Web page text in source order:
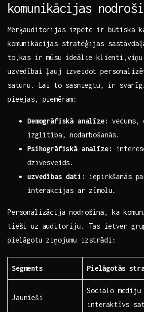
komunikācijas
Mērķauditorijas izpēte ⁢ir būtiska
komunikācijas stratēģijas
to,kas ⁤ir mūsu ideālie ⁢klienti,viņu
uzvedībai ļauj izveidot
⁣saturu. ‌Lai⁢ to sasniegtu, ⁢ir svarīgi
pieejas, piemēram:
Demogrāfiskā analīze: vecums,⁤
izglītība, nodarbošanās.
Psihogrāfiskā analīze:
dzīvesveids.
uzvedības dati:
iepirkšanās
interakcijas​ ar ​zīmolu.
Personalizācija nodrošina, ka
tieši uz auditoriju. Tas‌ ietver
pielāgotu ziņojumu izstrādi:
Segments Pielāgotās
Jaunieši
Sociālo mediju
‍interaktīvs